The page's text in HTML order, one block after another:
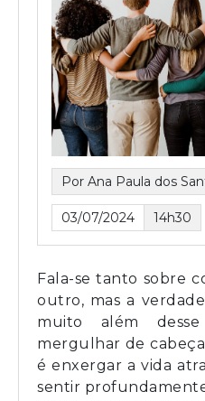
Por Ana Paula dos
03/07/2024 14h30
Fala-se tanto sobre
outro, mas a
muito além
mergulhar de
é enxergar a vida
sentir